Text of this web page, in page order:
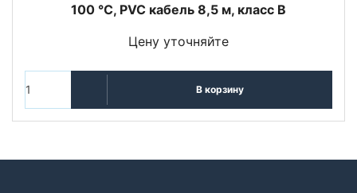
100 °C, PVC кабель 8,5 м, класс В
Цену уточняйте
В корзину